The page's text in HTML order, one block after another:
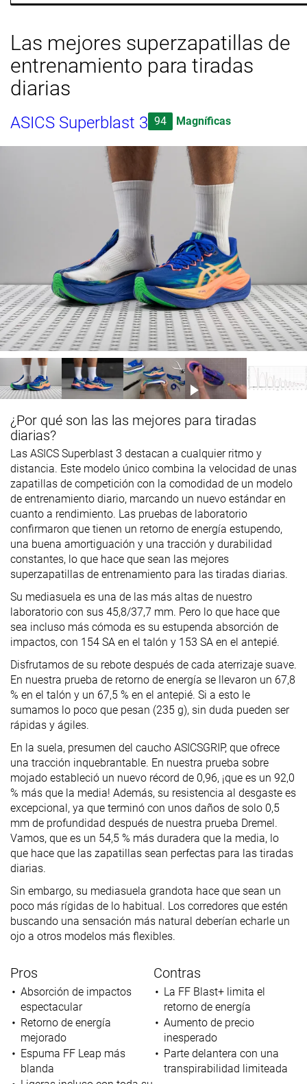
Las mejores superzapatillas de
entrenamiento para tiradas
diarias
ASICS Superblast 3 94 Magníficas
¿Por qué son las las mejores para tiradas
diarias?
Las ASICS Superblast 3 destacan a cualquier ritmo y
distancia. Este modelo único combina la velocidad de unas
zapatillas de competición con la comodidad de un modelo
de entrenamiento diario, marcando un nuevo estándar en
cuanto a rendimiento. Las pruebas de laboratorio
confirmaron que tienen un retorno de energía estupendo,
una buena amortiguación y una tracción y durabilidad
constantes, lo que hace que sean las mejores
superzapatillas de entrenamiento para las tiradas diarias.
Su mediasuela es una de las más altas de nuestro
laboratorio con sus 45,8/37,7 mm. Pero lo que hace que
sea incluso más cómoda es su estupenda absorción de
impactos, con 154 SA en el talón y 153 SA en el antepié.
Disfrutamos de su rebote después de cada aterrizaje suave.
En nuestra prueba de retorno de energía se llevaron un 67,8
% en el talón y un 67,5 % en el antepié. Si a esto le
sumamos lo poco que pesan (235 g), sin duda pueden ser
rápidas y ágiles.
En la suela, presumen del caucho ASICSGRIP, que ofrece
una tracción inquebrantable. En nuestra prueba sobre
mojado estableció un nuevo récord de 0,96, ¡que es un 92,0
% más que la media! Además, su resistencia al desgaste es
excepcional, ya que terminó con unos daños de solo 0,5
mm de profundidad después de nuestra prueba Dremel.
Vamos, que es un 54,5 % más duradera que la media, lo
que hace que las zapatillas sean perfectas para las tiradas
diarias.
Sin embargo, su mediasuela grandota hace que sean un
poco más rígidas de lo habitual. Los corredores que estén
buscando una sensación más natural deberían echarle un
ojo a otros modelos más flexibles.
Pros
Absorción de impactos
espectacular
Retorno de energía
mejorado
Espuma FF Leap más
blanda
Contras
La FF Blast+ limita el
retorno de energía
Aumento de precio
inesperado
Parte delantera con una
transpirabilidad limiteada